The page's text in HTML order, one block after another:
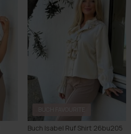
Buch Isabel Ruf Shirt 26bu205